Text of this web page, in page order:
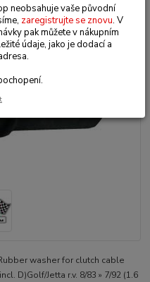
washer for clutch cable
D)Golf/Jetta r.v. 8/83 » 7/92 (1.6
neobsahuje vaše původní
zaregistrujte se znovu. V
pak můžete v nákupním
údaje, jako je dodací a